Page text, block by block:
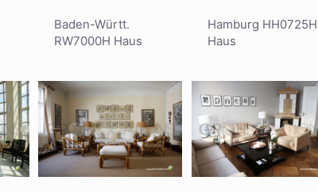
Baden-Württ.
RW7000H Haus
Hamburg HH0725H
Haus